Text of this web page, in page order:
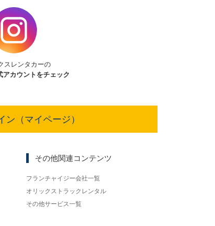
スレンタカーの
アカウントをチェック
ン（マイページ）
その他関連コンテンツ
フランチャイジー会社一覧
オリックストラックレンタル
その他サービス一覧